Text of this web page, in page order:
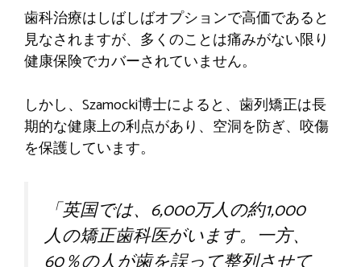
歯科治療はしばしばオプションで高価であると
見なされますが、多くのことは痛みがない限り
健康保険でカバーされていません。
しかし、Szamocki博士によると、歯列矯正は長
期的な健康上の利点があり、空洞を防ぎ、咬傷
を保護しています。
「英国では、6,000万人の約1,000
人の矯正歯科医がいます。一方、